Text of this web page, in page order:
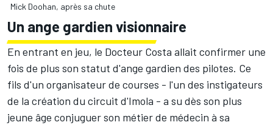
Mick Doohan, après sa chute
Un ange gardien visionnaire
En entrant en jeu, le Docteur Costa allait confirmer une
fois de plus son statut d'ange gardien des pilotes. Ce
fils d'un organisateur de courses - l'un des instigateurs
de la création du circuit d'Imola - a su dès son plus
jeune âge conjuguer son métier de médecin à sa